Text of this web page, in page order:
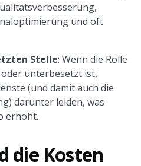
und oft
Stelle: Wenn die Rolle
unterbesetzt ist,
(und damit auch die
darunter leiden, was
erhöht.
die Kosten